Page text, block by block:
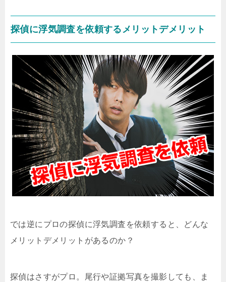
探偵に浮気調査を依頼するメリットデメリット
では逆にプロの探偵に浮気調査を依頼すると、どんな
メリットデメリットがあるのか？
探偵はさすがプロ。尾行や証拠写真を撮影しても、ま